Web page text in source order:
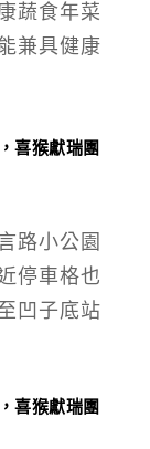
蔬食年菜
兼具健康
路小公園
停車格也
凹子底站